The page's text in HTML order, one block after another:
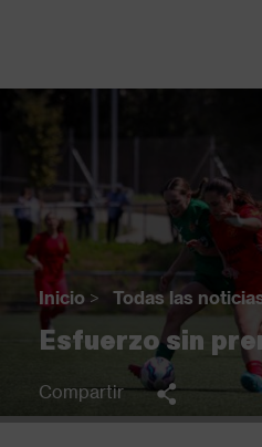
principal
Sobrescribir
enlaces
de
ayuda
Inicio > Todas las
Esfuerzo sin
Compartir